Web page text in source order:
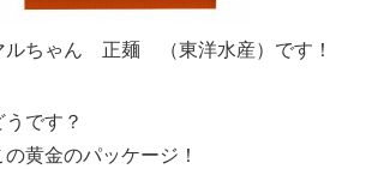
ルちゃん 正麺 （東洋水産）です！
うです？
の黄金のパッケージ！